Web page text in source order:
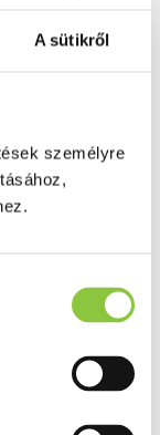
A sütikről
személyre
spray, 100